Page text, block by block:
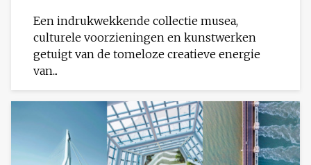
Een indrukwekkende collectie musea,
culturele voorzieningen en kunstwerken
getuigt van de tomeloze creatieve energie
van...